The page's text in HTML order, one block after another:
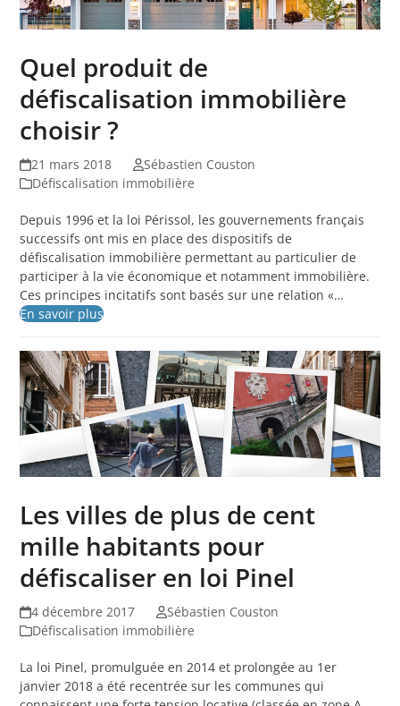
Quel produit de
défiscalisation immobilière
choisir ?
21 mars 2018
Sébastien Couston
Défiscalisation immobilière
Depuis 1996 et la loi Périssol, les gouvernements français
successifs ont mis en place des dispositifs de
défiscalisation immobilière permettant au particulier de
participer à la vie économique et notamment immobilière.
Ces principes incitatifs sont basés sur une relation «…
En savoir plus
Les villes de plus de cent
mille habitants pour
défiscaliser en loi Pinel
4 décembre 2017
Sébastien Couston
Défiscalisation immobilière
La loi Pinel, promulguée en 2014 et prolongée au 1er
janvier 2018 a été recentrée sur les communes qui